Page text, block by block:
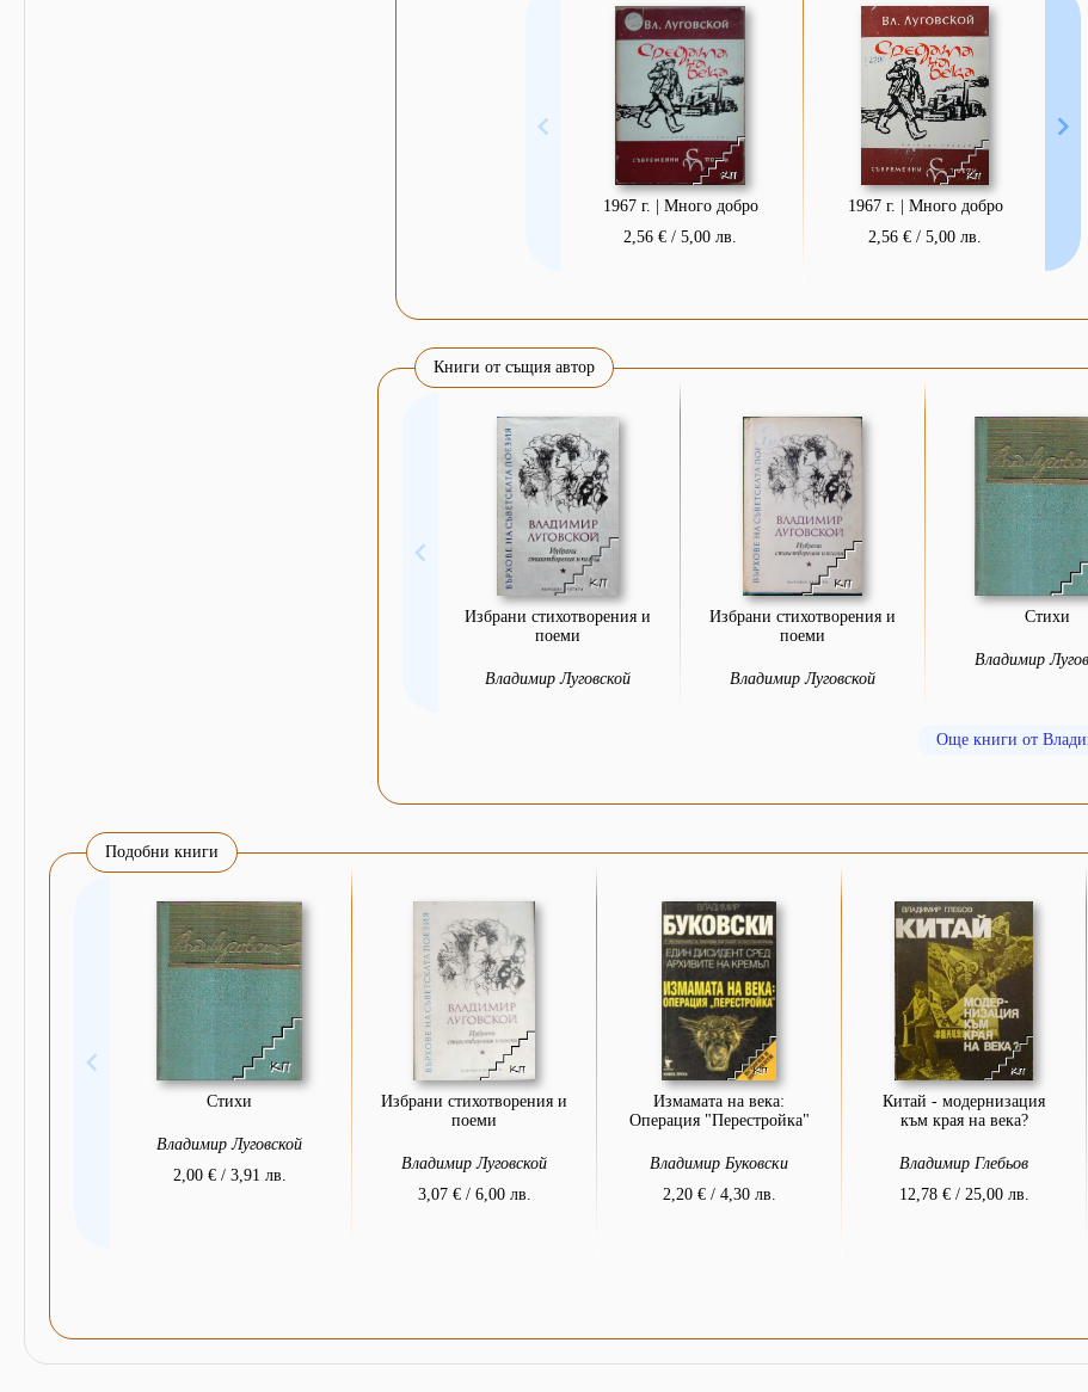
1967 г. | Много добро
2,56 € / 5,00 лв.
1967 г. | Много добро
2,56 € / 5,00 лв.
Книги от същия автор
Избрани стихотворения и
поеми
Владимир Луговской
Избрани стихотворения и
поеми
Владимир Луговской
Стихи
Владимир
Още книги от
Подобни книги
Стихи
Владимир Луговской
2,00 € / 3,91 лв.
Избрани стихотворения и
поеми
Владимир Луговской
3,07 € / 6,00 лв.
Измамата на века:
Операция "Перестройка"
Владимир Буковски
2,20 € / 4,30 лв.
Китай - модернизация
към края на века?
Владимир Глебьов
12,78 € / 25,00 лв.